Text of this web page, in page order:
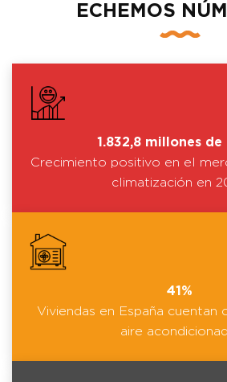
ECHEMOS
1.832,8 millones de
Crecimiento positivo en el
climatización en
41%
Viviendas en España cuentan
aire